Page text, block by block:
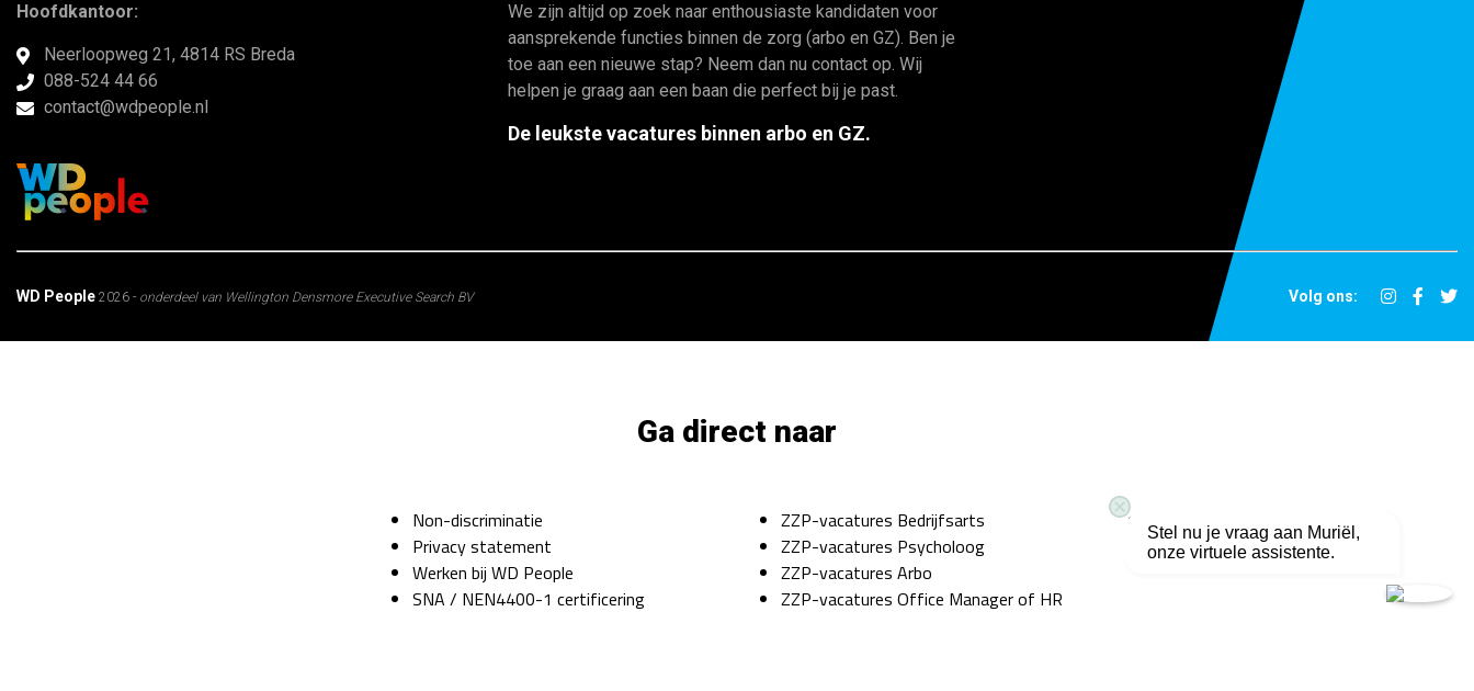
Hoofdkantoor:
Neerloopweg 21, 4814 RS Breda
088-524 44 66
contact@wdpeople.nl
We zijn altijd op zoek naar enthousiaste kandidaten voor
aansprekende functies binnen de zorg (arbo en GZ). Ben je
toe aan een nieuwe stap? Neem dan nu contact op. Wij
helpen je graag aan een baan die perfect bij je past.
De leukste vacatures binnen arbo en GZ.
WD People 2026 - onderdeel van Wellington Densmore Executive Search BV Volg ons:
Ga direct naar
Non-discriminatie
Privacy statement
Werken bij WD People
SNA / NEN4400-1 certificering
ZZP-vacatures Bedrijfsarts
ZZP-vacatures Psycholoog
ZZP-vacatures Arbo
ZZP-vacatures Office Manager of HR
Ingevulde vacatures
Stel nu je vraag aan Muriël,
onze virtuele assistente.